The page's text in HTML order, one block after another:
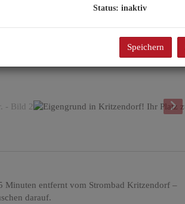
Minuten entfernt vom Strombad Kritzendorf –
darauf.
Status: inaktiv
Speichern